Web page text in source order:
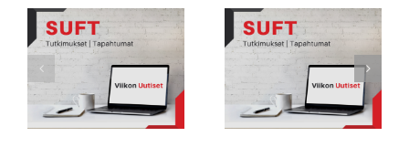
Viikon Uutiset 232: Tarkkana selän
rasitusmurtumien kanssa
Viikon Uutiset 231: Nuorten
urheilijoiden biologisessa
kehityksessä suuria eroja